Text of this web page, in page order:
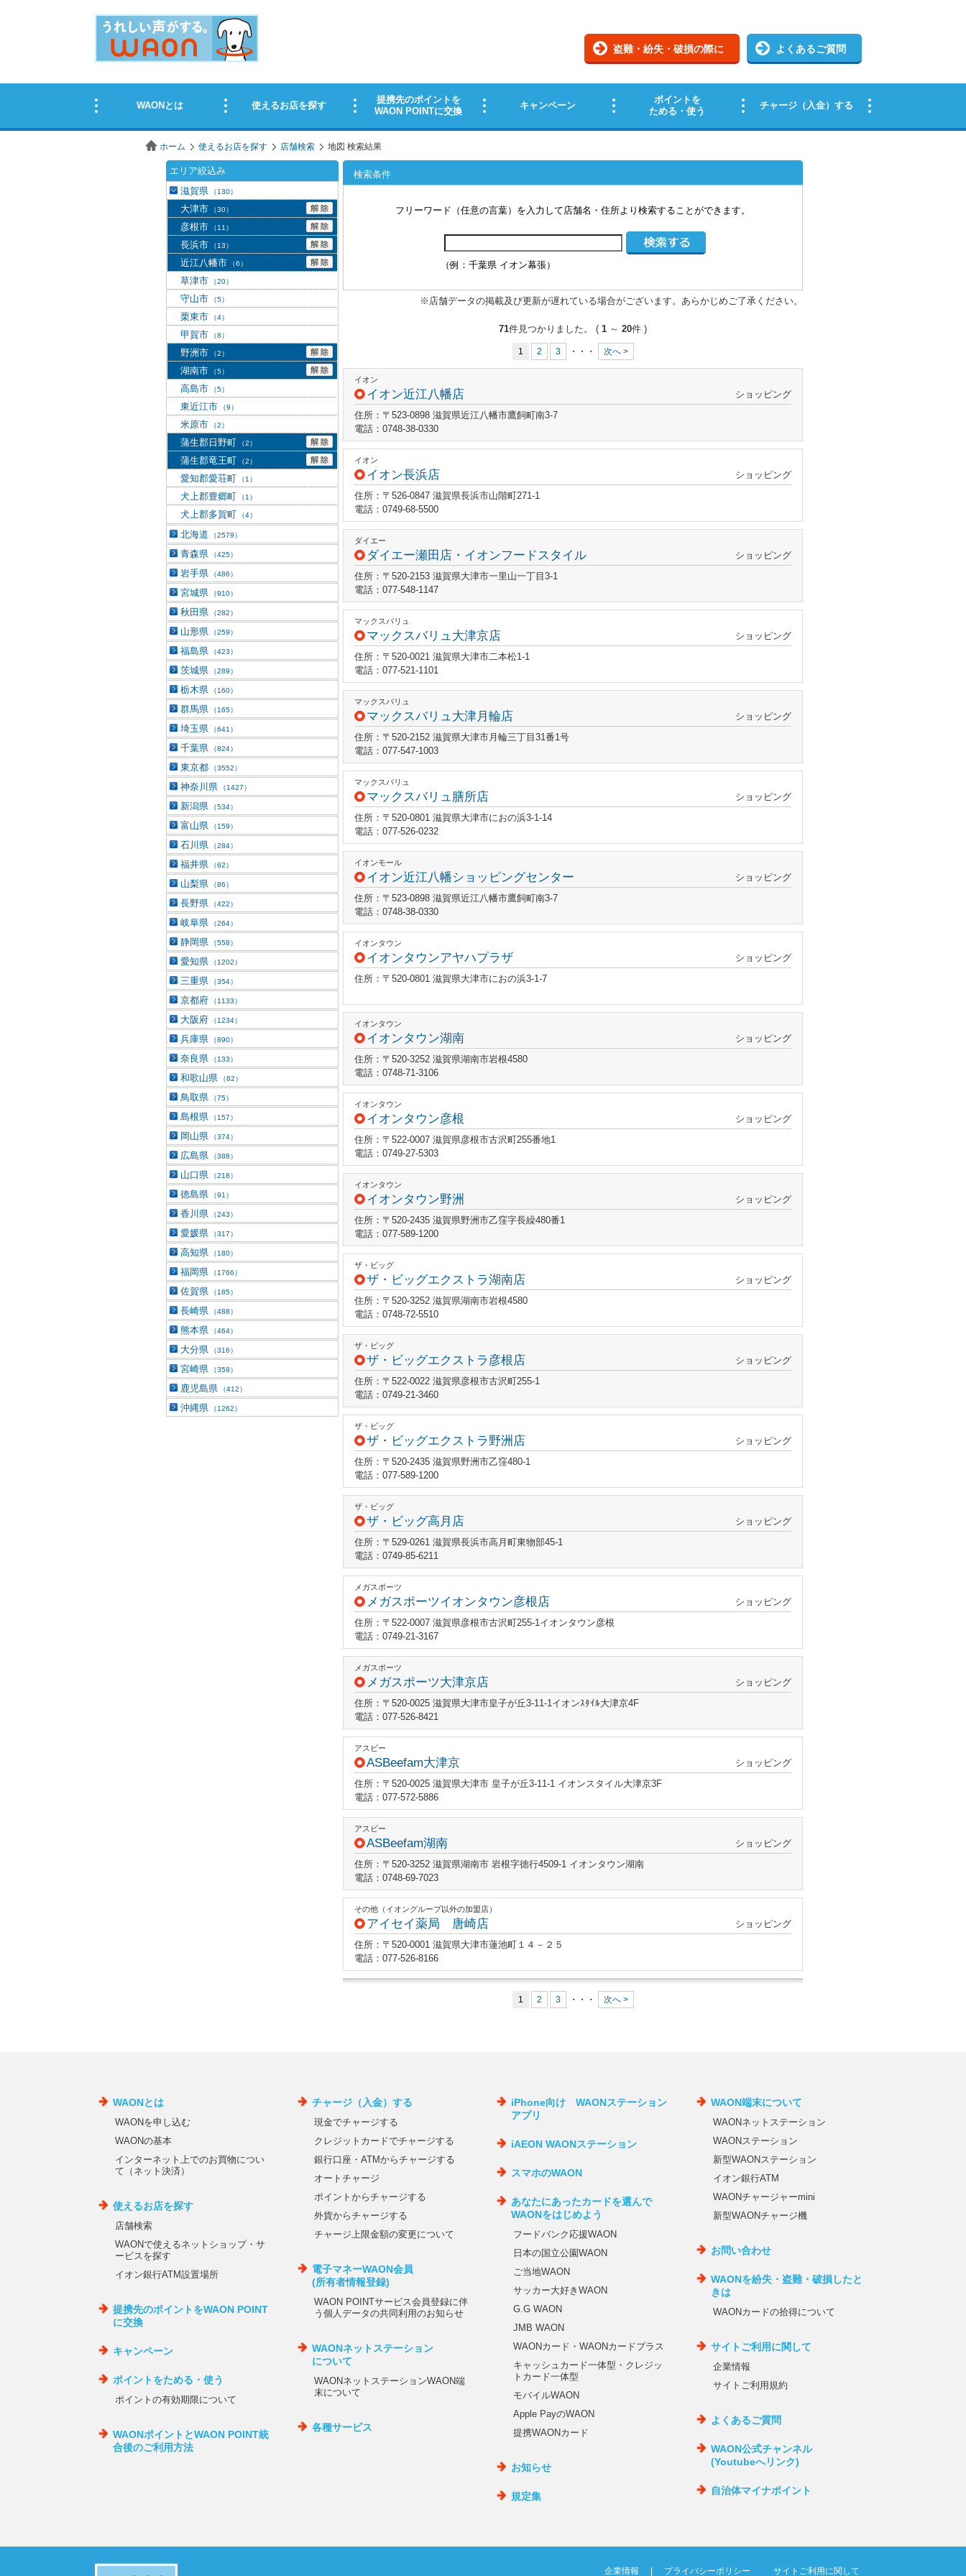
ホーム 使えるお店を探す 店舗検索 地図 検索結果
検索条件
フリーワード（任意の言葉）を入力して店舗名・住所より検索することができます。
（例：千葉県 イオン幕張）
※店舗データの掲載及び更新が遅れている場合がございます。あらかじめご了承ください。
71件見つかりました。 ( 1 ～ 20件 )
1 2 3 ・・・ 次へ >
イオン
イオン近江八幡店
ショッピング
住所：〒523-0898 滋賀県近江八幡市鷹飼町南3-7
電話：0748-38-0330
イオン
イオン長浜店
ショッピング
住所：〒526-0847 滋賀県長浜市山階町271-1
電話：0749-68-5500
ダイエー
ダイエー瀬田店・イオンフードスタイル
ショッピング
住所：〒520-2153 滋賀県大津市一里山一丁目3-1
電話：077-548-1147
マックスバリュ
マックスバリュ大津京店
ショッピング
住所：〒520-0021 滋賀県大津市二本松1-1
電話：077-521-1101
マックスバリュ
マックスバリュ大津月輪店
ショッピング
住所：〒520-2152 滋賀県大津市月輪三丁目31番1号
電話：077-547-1003
マックスバリュ
マックスバリュ膳所店
ショッピング
住所：〒520-0801 滋賀県大津市におの浜3-1-14
電話：077-526-0232
イオンモール
イオン近江八幡ショッピングセンター
ショッピング
住所：〒523-0898 滋賀県近江八幡市鷹飼町南3-7
電話：0748-38-0330
イオンタウン
イオンタウンアヤハプラザ
ショッピング
住所：〒520-0801 滋賀県大津市におの浜3-1-7
イオンタウン
イオンタウン湖南
ショッピング
住所：〒520-3252 滋賀県湖南市岩根4580
電話：0748-71-3106
イオンタウン
イオンタウン彦根
ショッピング
住所：〒522-0007 滋賀県彦根市古沢町255番地1
電話：0749-27-5303
イオンタウン
イオンタウン野洲
ショッピング
住所：〒520-2435 滋賀県野洲市乙窪字長繰480番1
電話：077-589-1200
ザ・ビッグ
ザ・ビッグエクストラ湖南店
ショッピング
住所：〒520-3252 滋賀県湖南市岩根4580
電話：0748-72-5510
ザ・ビッグ
ザ・ビッグエクストラ彦根店
ショッピング
住所：〒522-0022 滋賀県彦根市古沢町255-1
電話：0749-21-3460
ザ・ビッグ
ザ・ビッグエクストラ野洲店
ショッピング
住所：〒520-2435 滋賀県野洲市乙窪480-1
電話：077-589-1200
ザ・ビッグ
ザ・ビッグ高月店
ショッピング
住所：〒529-0261 滋賀県長浜市高月町東物部45-1
電話：0749-85-6211
メガスポーツ
メガスポーツイオンタウン彦根店
ショッピング
住所：〒522-0007 滋賀県彦根市古沢町255-1イオンタウン彦根
電話：0749-21-3167
メガスポーツ
メガスポーツ大津京店
ショッピング
住所：〒520-0025 滋賀県大津市皇子が丘3-11-1イオンｽﾀｲﾙ大津京4F
電話：077-526-8421
アスビー
ASBeefam大津京
ショッピング
住所：〒520-0025 滋賀県大津市 皇子が丘3-11-1 イオンスタイル大津京3F
電話：077-572-5886
アスビー
ASBeefam湖南
ショッピング
住所：〒520-3252 滋賀県湖南市 岩根字徳行4509-1 イオンタウン湖南
電話：0748-69-7023
その他（イオングループ以外の加盟店）
アイセイ薬局 唐崎店
ショッピング
住所：〒520-0001 滋賀県大津市蓮池町１４－２５
電話：077-526-8166
1 2 3 ・・・ 次へ >
エリア絞込み
滋賀県
（130）
大津市 （30）
彦根市 （11）
長浜市 （13）
近江八幡市 （6）
草津市 （20）
守山市 （5）
栗東市 （4）
甲賀市 （8）
野洲市 （2）
湖南市 （5）
高島市 （5）
東近江市 （9）
米原市 （2）
蒲生郡日野町 （2）
蒲生郡竜王町 （2）
愛知郡愛荘町 （1）
犬上郡豊郷町 （1）
犬上郡多賀町 （4）
北海道 （2579）
青森県 （425）
岩手県 （486）
宮城県 （910）
秋田県 （282）
山形県 （259）
福島県 （423）
茨城県 （289）
栃木県 （160）
群馬県 （165）
埼玉県 （641）
千葉県 （824）
東京都 （3552）
神奈川県 （1427）
新潟県 （534）
富山県 （159）
石川県 （284）
福井県 （62）
山梨県 （86）
長野県 （422）
岐阜県 （264）
静岡県 （558）
愛知県 （1202）
三重県 （354）
京都府 （1133）
大阪府 （1234）
兵庫県 （890）
奈良県 （133）
和歌山県 （82）
鳥取県 （75）
島根県 （157）
岡山県 （374）
広島県 （388）
山口県 （218）
徳島県 （91）
香川県 （243）
愛媛県 （317）
高知県 （180）
福岡県 （1766）
佐賀県 （185）
長崎県 （488）
熊本県 （464）
大分県 （316）
宮崎県 （358）
鹿児島県 （412）
沖縄県 （1262）